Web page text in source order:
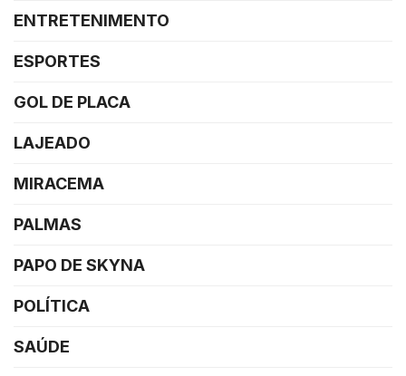
ENTRETENIMENTO
ESPORTES
GOL DE PLACA
LAJEADO
MIRACEMA
PALMAS
PAPO DE SKYNA
POLÍTICA
SAÚDE